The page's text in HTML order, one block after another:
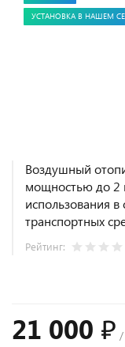
УСТАНОВКА В НАШЕМ
Воздушный
мощностью до 2
использования в
транспортных
Рейтинг:
21 000 ₽